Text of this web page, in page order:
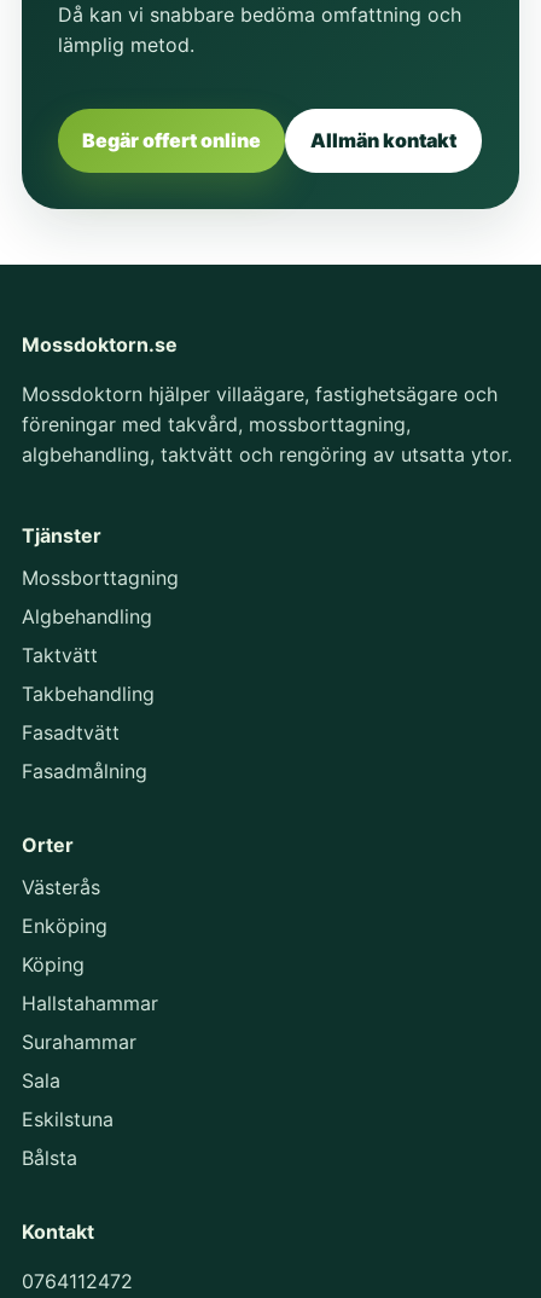
Då kan vi snabbare bedöma omfattning och
lämplig metod.
Begär offert online Allmän kontakt
Mossdoktorn.se
Mossdoktorn hjälper villaägare, fastighetsägare och
föreningar med takvård, mossborttagning,
algbehandling, taktvätt och rengöring av utsatta ytor.
Tjänster
Mossborttagning
Algbehandling
Taktvätt
Takbehandling
Fasadtvätt
Fasadmålning
Orter
Västerås
Enköping
Köping
Hallstahammar
Surahammar
Sala
Eskilstuna
Bålsta
Kontakt
0764112472